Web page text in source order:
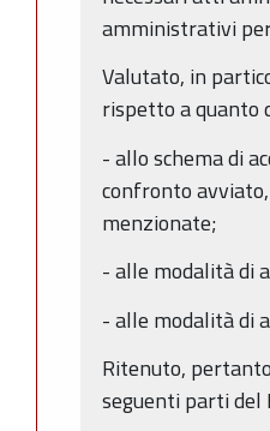
amministrativi
Valutato, in
rispetto a quanto
- allo schema di
confronto
menzionate;
- alle modalità di
- alle modalità di
Ritenuto,
seguenti parti del